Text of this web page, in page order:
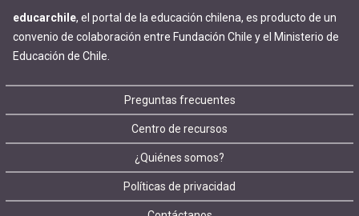
educarchile, el portal de la educación chilena, es producto de un
convenio de colaboración entre Fundación Chile y el Ministerio de
Educación de Chile.
Footer
menu
Preguntas frecuentes
Centro de recursos
¿Quiénes somos?
Políticas de privacidad